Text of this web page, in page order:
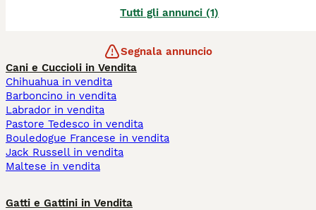
Tutti gli annunci (1)
Segnala annuncio
Cani e Cuccioli in Vendita
Chihuahua in vendita
Barboncino in vendita
Labrador in vendita
Pastore Tedesco in vendita
Bouledogue Francese in vendita
Jack Russell in vendita
Maltese in vendita
Gatti e Gattini in Vendita